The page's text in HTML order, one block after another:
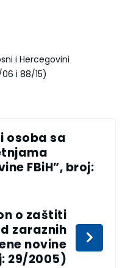
i Hercegovini
06 i 88/15)
osoba sa
FBiH”, broj:
o zaštiti
zaraznih
novine
29/2005)